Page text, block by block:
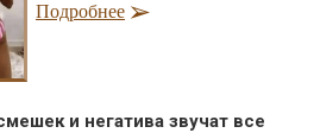
Подробнее
и негатива звучат все